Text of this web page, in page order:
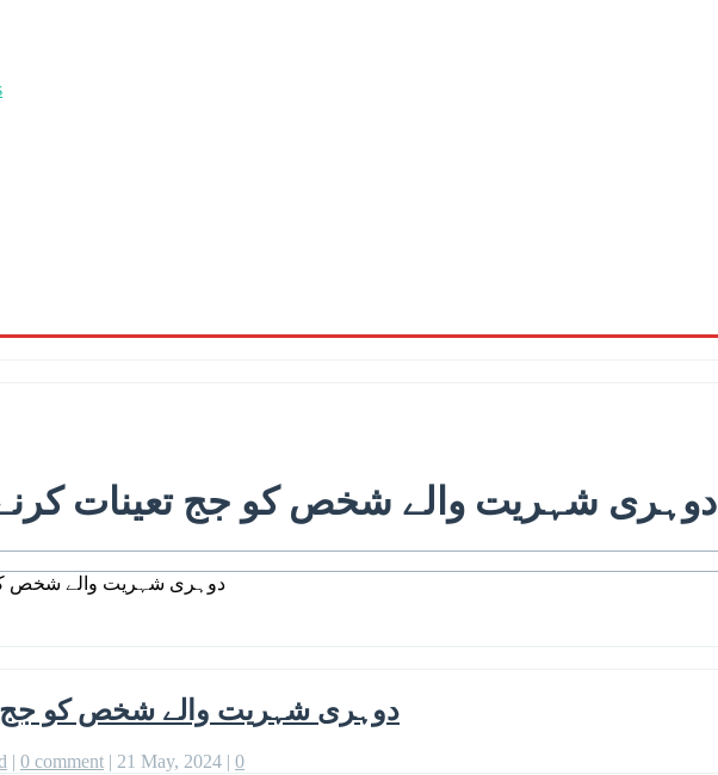
دوہری شہریت والے شخص کو جج تعینات کرنے
دوہری شہریت والے شخص کو
دوہری شہریت والے شخص کو جج
| 0 comment | 21 May, 2024 | 0